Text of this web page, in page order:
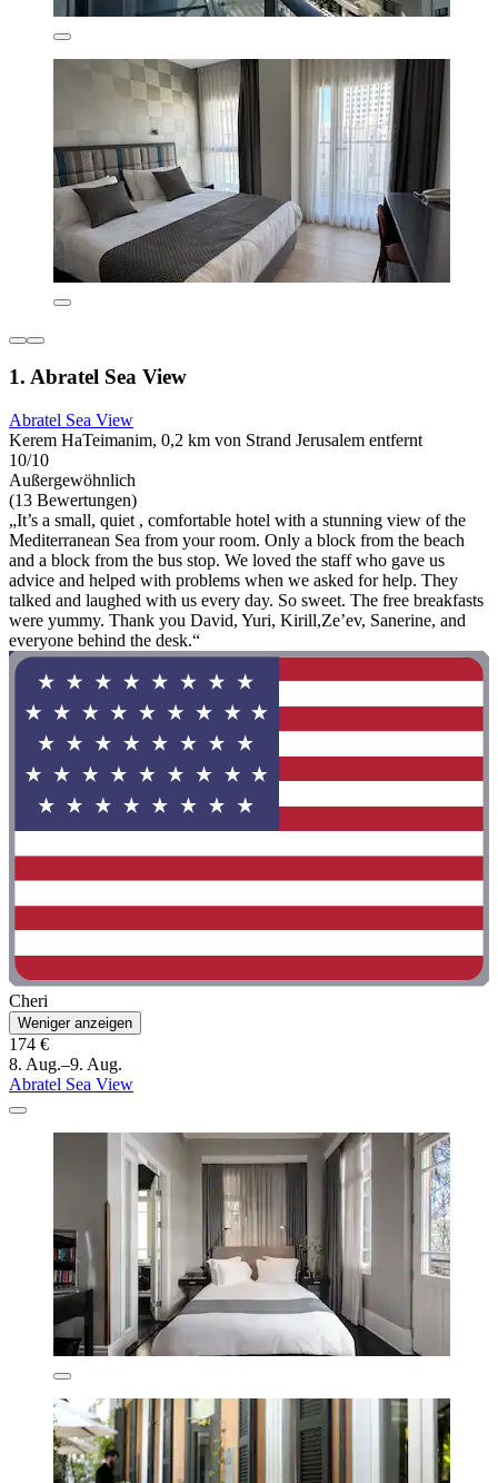
1. Abratel Sea View
Abratel Sea View
Kerem HaTeimanim, 0,2 km von Strand Jerusalem entfernt
10/10
Außergewöhnlich
(13 Bewertungen)
„It’s a small, quiet , comfortable hotel with a stunning view of the
Mediterranean Sea from your room. Only a block from the beach
and a block from the bus stop. We loved the staff who gave us
advice and helped with problems when we asked for help. They
talked and laughed with us every day. So sweet. The free breakfasts
were yummy. Thank you David, Yuri, Kirill,Ze’ev, Sanerine, and
everyone behind the desk.“
Cheri
Weniger anzeigen
174 €
8. Aug.–9. Aug.
Abratel Sea View